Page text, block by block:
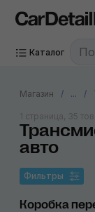
Каталог
Магазин ...
авто
1 страница, 35
Фильтры
Коробка